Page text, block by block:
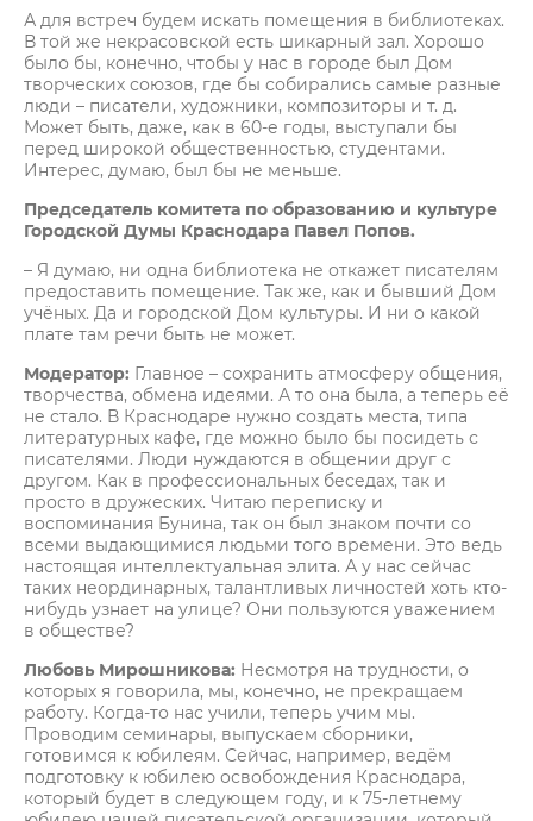
А для встреч будем искать помещения в библиотеках.
В той же некрасовской есть шикарный зал. Хорошо
было бы, конечно, чтобы у нас в городе был Дом
творческих союзов, где бы собирались самые разные
люди – писатели, художники, композиторы и т. д.
Может быть, даже, как в 60-е годы, выступали бы
перед широкой общественностью, студентами.
Интерес, думаю, был бы не меньше.
Председатель комитета по образованию и культуре
Городской Думы Краснодара Павел Попов.
– Я думаю, ни одна библиотека не откажет писателям
предоставить помещение. Так же, как и бывший Дом
учёных. Да и городской Дом культуры. И ни о какой
плате там речи быть не может.
Модератор: Главное – сохранить атмосферу общения,
творчества, обмена идеями. А то она была, а теперь её
не стало. В Краснодаре нужно создать места, типа
литературных кафе, где можно было бы посидеть с
писателями. Люди нуждаются в общении друг с
другом. Как в профессиональных беседах, так и
просто в дружеских. Читаю переписку и
воспоминания Бунина, так он был знаком почти со
всеми выдающимися людьми того времени. Это ведь
настоящая интеллектуальная элита. А у нас сейчас
таких неординарных, талантливых личностей хоть кто-
нибудь узнает на улице? Они пользуются уважением
в обществе?
Любовь Мирошникова: Несмотря на трудности, о
которых я говорила, мы, конечно, не прекращаем
работу. Когда-то нас учили, теперь учим мы.
Проводим семинары, выпускаем сборники,
готовимся к юбилеям. Сейчас, например, ведём
подготовку к юбилею освобождения Краснодара,
который будет в следующем году, и к 75-летнему